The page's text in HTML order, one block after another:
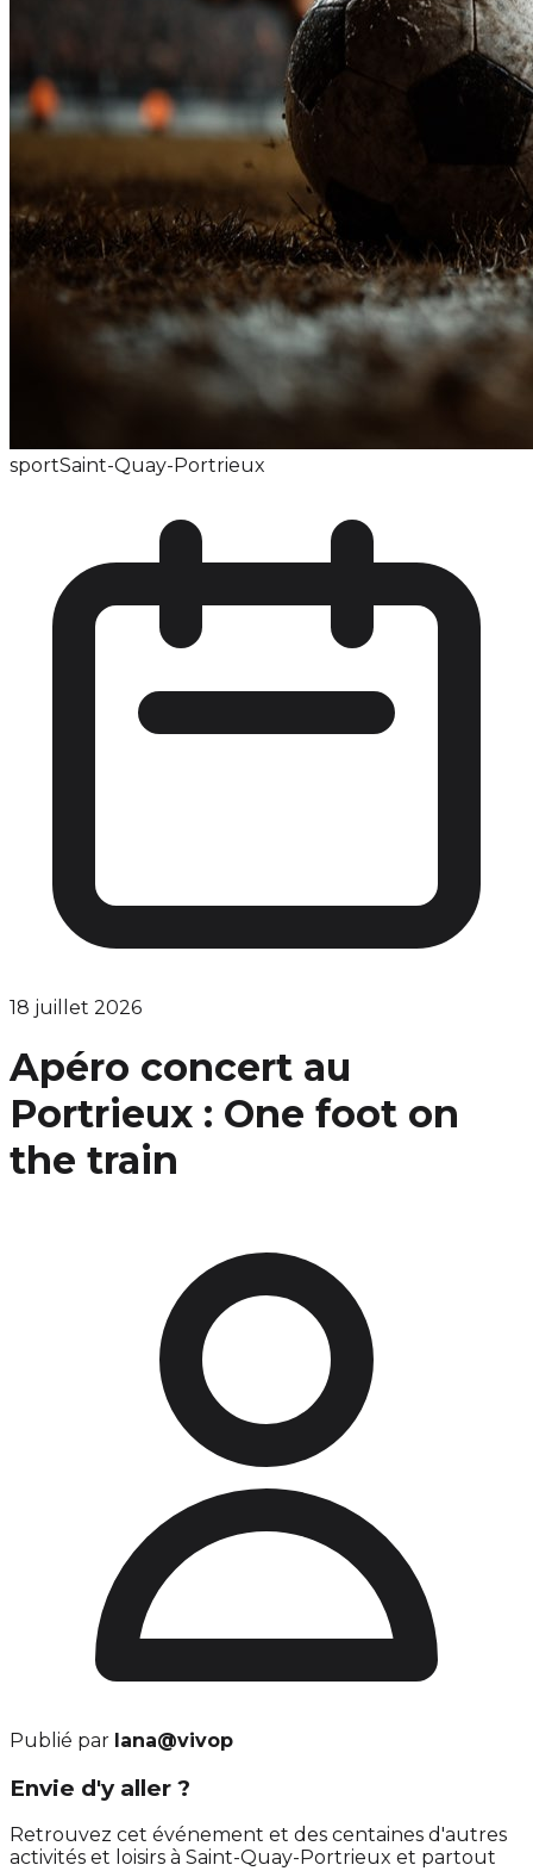
sportSaint-Quay-Portrieux
18 juillet 2026
Apéro concert au
Portrieux : One foot on
the train
Publié par lana@vivop
Envie d'y aller ?
Retrouvez cet événement et des centaines d'autres
activités et loisirs à Saint-Quay-Portrieux et partout